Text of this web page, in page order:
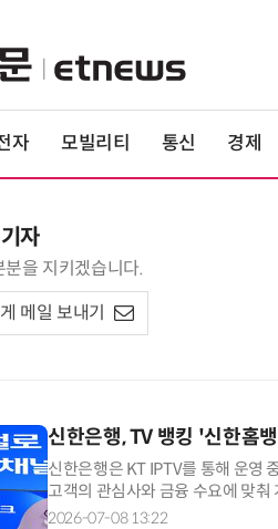
자 모빌리티 통신 경제
자
분을 지키겠습니다.
메일 보내기
신한은행, TV 뱅킹 '신한홈
신한은행은 KT IPTV를 통해 운영
고객의 관심사와 금융 수요에 맞
브랜드 'SOL메이트'를 소개하는
2026-07-08 13:22